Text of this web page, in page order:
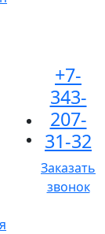
+7-
343-
207-
31-32
Заказать
звонок